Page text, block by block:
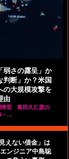
弱さの露呈」か
判断」か？米国
の大規模攻撃を
由
停官 島田久仁彦の
・…
えない借金」は
ンジニア中島聡